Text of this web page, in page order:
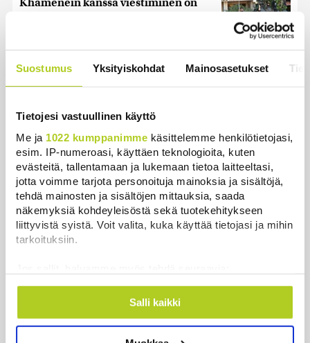
Suostumus Yksityiskohdat Mainosasetukset
Tietojesi vastuullinen käyttö
Me ja 1022 kumppanimme käsittelemme henkilötietojasi,
esim. IP-numeroasi, käyttäen teknologioita, kuten
evästeitä, tallentamaan ja lukemaan tietoa laitteeltasi,
jotta voimme tarjota personoituja mainoksia ja sisältöjä,
tehdä mainosten ja sisältöjen mittauksia, saada
näkemyksiä kohdeyleisöstä sekä tuotekehitykseen
liittyvistä syistä. Voit valita, kuka käyttää tietojasi ja mihin
tarkoituksiin.
Kerätä tietoja maantieteellisestä sijainnistasi,
mahdollisesti muutaman metrin tarkkuudella
ominaispiirteitä aktiivisesti (sormenjäljen
Salli kaikki
Khamenein kanssa viestiminen on
Iso osa keskustaa ja kokoomusta
äänestäneistä on vielä katsomossa,
löydä puoluetta”
Uutiset | 6.8.2026 15:57
Uutiset